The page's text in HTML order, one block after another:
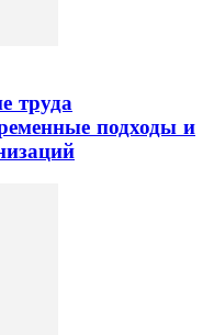
труда
подходы и